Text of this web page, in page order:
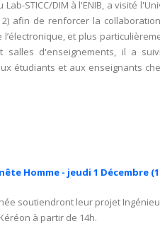
STICC/DIM à l'ENIB, a visité
afin de renforcer la
et plus
d'enseignements, il a
étudiants et aux enseignants
Homme - jeudi 1 Décembre
soutiendront leur projet
à partir de 14h.